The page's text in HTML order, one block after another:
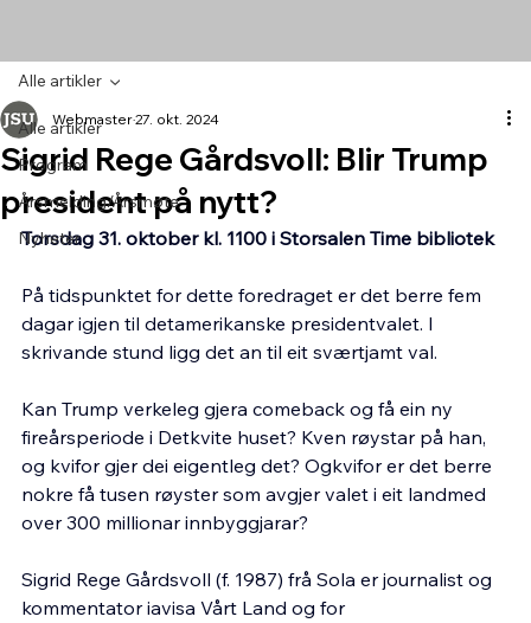
Alle artikler
Program
Årsmelding/Årsmøte
Nyheter
Alle artikler
Sigrid Rege Gårdsvoll: Blir Trump
president på nytt?
Webmaster27. okt. 2024
Torsdag 31. oktober kl. 1100 i Storsalen Time bibliotek
På tidspunktet for dette foredraget er det berre fem
dagar igjen til detamerikanske presidentvalet. I
skrivande stund ligg det an til eit sværtjamt val.
Kan Trump verkeleg gjera comeback og få ein ny
fireårsperiode i Detkvite huset? Kven røystar på han,
og kvifor gjer dei eigentleg det? Ogkvifor er det berre
nokre få tusen røyster som avgjer valet i eit landmed
over 300 millionar innbyggjarar?
Sigrid Rege Gårdsvoll (f. 1987) frå Sola er journalist og
kommentator iavisa Vårt Land og for